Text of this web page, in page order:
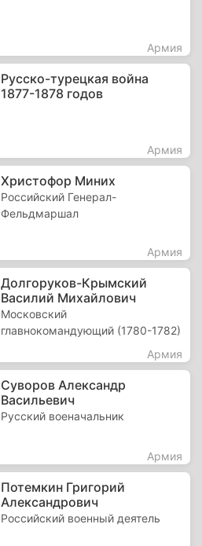
Армия
Русско-турецкая война
1877-1878 годов
Армия
Христофор Миних
Российский Генерал-
Фельдмаршал
Армия
Долгоруков-Крымский
Василий Михайлович
Московский
главнокомандующий (1780-1782)
Армия
Суворов Александр
Васильевич
Русский военачальник
Армия
Потемкин Григорий
Александрович
Российский военный деятель